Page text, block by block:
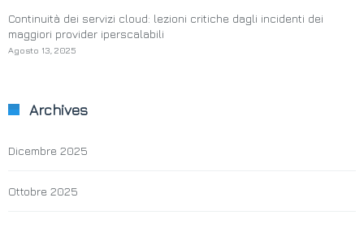
Continuità dei servizi cloud: lezioni critiche dagli incidenti dei
maggiori provider iperscalabili
Agosto 13, 2025
Archives
Dicembre 2025
Ottobre 2025